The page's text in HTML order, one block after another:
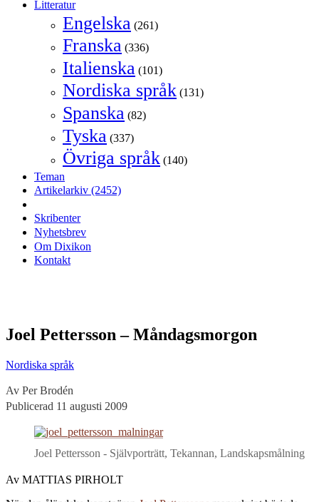
Litteratur
Engelska (261)
Franska (336)
Italienska (101)
Nordiska språk (131)
Spanska (82)
Tyska (337)
Övriga språk (140)
Teman
Artikelarkiv (2452)
Skribenter
Nyhetsbrev
Om Dixikon
Kontakt
Joel Pettersson – Måndagsmorgon
Nordiska språk
Av Per Brodén
Publicerad 11 augusti 2009
Joel Pettersson - Självporträtt, Tekannan, Landskapsmålning
Av MATTIAS PIRHOLT